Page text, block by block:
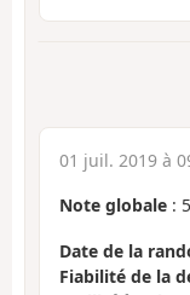
01 juil. 2019 à
Note globale : 5
Date de la
Fiabilité de la